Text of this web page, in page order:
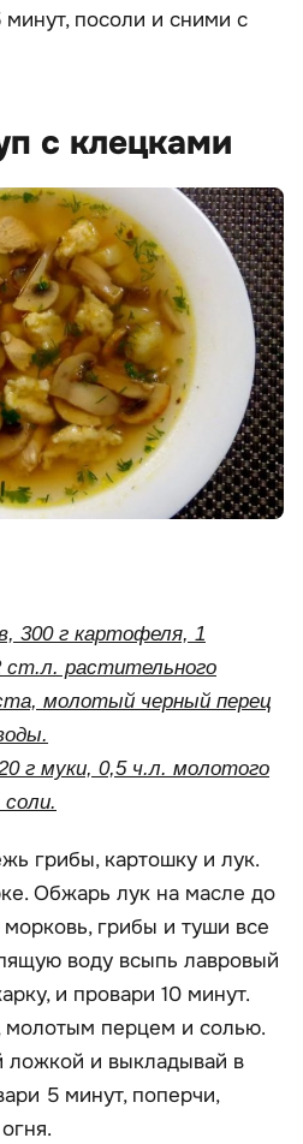
посоли и сними с
с клецками
300 г картофеля, 1
ст.л. растительного
молотый черный перец
г муки, 0,5 ч.л. молотого
соли.
грибы, картошку и лук.
Обжарь лук на масле до
грибы и туши все
воду всыпь лавровый
и провари 10 минут.
молотым перцем и солью.
ложкой и выкладывай в
5 минут, поперчи,